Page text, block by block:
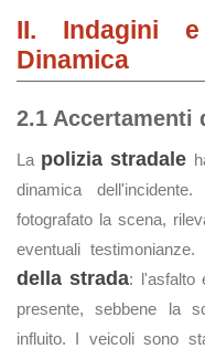
II. Indagini e
Dinamica
2.1 Accertamenti
La polizia stradale
dinamica
fotografato la scena,
eventuali
della strada: l'asfalto
presente, sebbene la
influito. I veicoli sono